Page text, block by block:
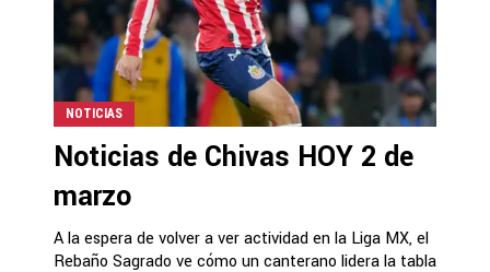
NOTICIAS
Noticias de Chivas HOY 2 de
marzo
A la espera de volver a ver actividad en la Liga MX, el
Rebaño Sagrado ve cómo un canterano lidera la tabla